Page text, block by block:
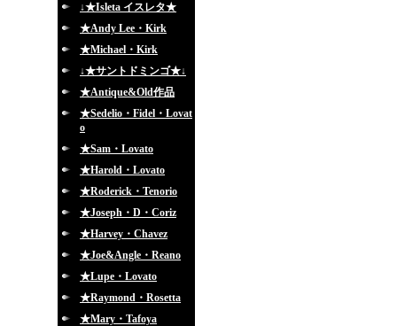
↓★Isleta イスレタ★
★Andy Lee・Kirk
★Michael・Kirk
↓★サントドミンゴ★↓
★Antique&Old作品
★Sedelio・Fidel・Lovat
o
★Sam・Lovato
★Harold・Lovato
★Roderick・Tenorio
★Joseph・D・Coriz
★Harvey・Chavez
★Joe&Angle・Reano
★Lupe・Lovato
★Raymond・Rosetta
★Mary・Tafoya